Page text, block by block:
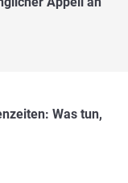
Was tun,